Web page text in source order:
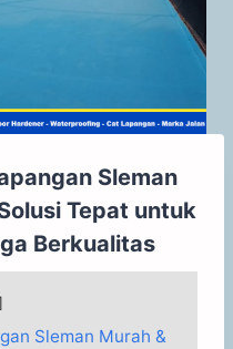
Sleman
Tepat untuk
Berkualitas
Sleman Murah &